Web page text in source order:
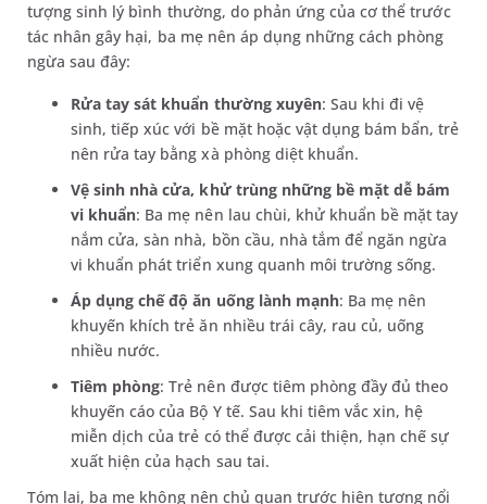
tượng sinh lý bình thường, do phản ứng của cơ thể trước
tác nhân gây hại, ba mẹ nên áp dụng những cách phòng
ngừa sau đây:
Rửa tay sát khuẩn thường xuyên: Sau khi đi vệ
sinh, tiếp xúc với bề mặt hoặc vật dụng bám bẩn, trẻ
nên rửa tay bằng xà phòng diệt khuẩn.
Vệ sinh nhà cửa, khử trùng những bề mặt dễ bám
vi khuẩn: Ba mẹ nên lau chùi, khử khuẩn bề mặt tay
nắm cửa, sàn nhà, bồn cầu, nhà tắm để ngăn ngừa
vi khuẩn phát triển xung quanh môi trường sống.
Áp dụng chế độ ăn uống lành mạnh: Ba mẹ nên
khuyến khích trẻ ăn nhiều trái cây, rau củ, uống
nhiều nước.
Tiêm phòng: Trẻ nên được tiêm phòng đầy đủ theo
khuyến cáo của Bộ Y tế. Sau khi tiêm vắc xin, hệ
miễn dịch của trẻ có thể được cải thiện, hạn chế sự
xuất hiện của hạch sau tai.
Tóm lại, ba mẹ không nên chủ quan trước hiện tượng nổi